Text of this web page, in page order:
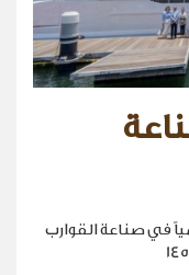
في صناعة القوارب